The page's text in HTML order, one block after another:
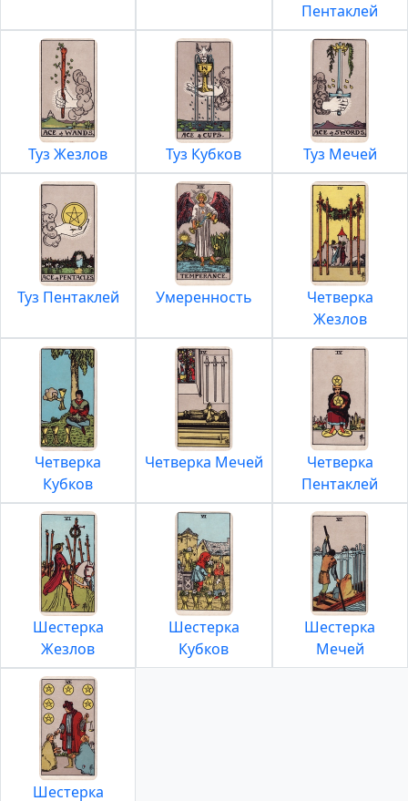
Пентаклей
Туз Жезлов Туз Кубков Туз Мечей
Туз Пентаклей Умеренность
Четверка
Жезлов
Четверка
Кубков
Четверка Мечей
Четверка
Пентаклей
Шестерка
Жезлов
Шестерка
Кубков
Шестерка
Мечей
Шестерка